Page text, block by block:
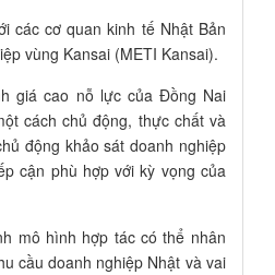
các cơ quan kinh tế Nhật Bản
vùng Kansai (METI Kansai).
giá cao nỗ lực của Đồng Nai
cách chủ động, thực chất và
động khảo sát doanh nghiệp
cận phù hợp với kỳ vọng của
mô hình hợp tác có thể nhân
cầu doanh nghiệp Nhật và vai